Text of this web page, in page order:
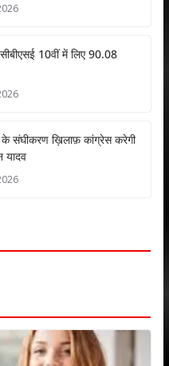
10वीं में लिए 90.08
के संघीकरण ख़िलाफ़ कांग्रेस करेगी
यादव